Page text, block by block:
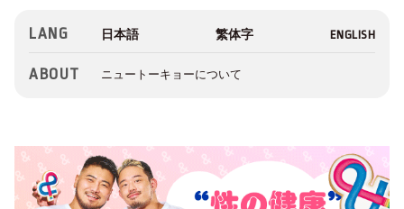
LANG
ABOUT ニュートーキョーについて